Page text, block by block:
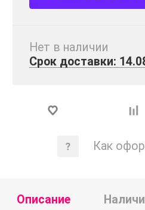
Нет в наличии
Срок доставки:
Как
Описание